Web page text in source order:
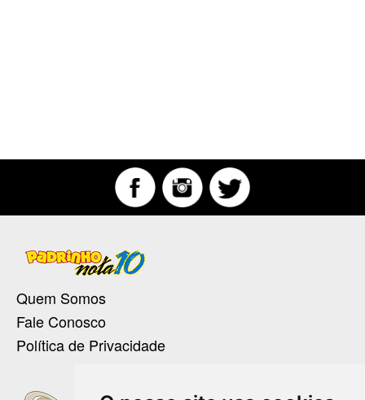
Quem Somos
Fale Conosco
Política de Privacidade